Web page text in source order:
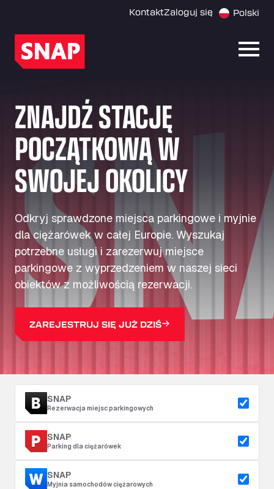
KontaktZaloguj się Polski
ZNAJDŹ STACJĘ
POCZĄTKOWĄ W
SWOJEJ OKOLICY
Odkryj sprawdzone miejsca parkingowe i myjnie
dla ciężarówek w całej Europie. Wyszukaj
potrzebne usługi i zarezerwuj miejsce
parkingowe z wyprzedzeniem w naszej sieci
obiektów z możliwością rezerwacji.
ZAREJESTRUJ SIĘ JUŻ DZIŚ
SNAP
Rezerwacja miejsc parkingowych
SNAP
Parking dla ciężarówek
SNAP
Myjnia samochodów ciężarowych